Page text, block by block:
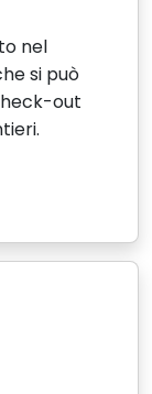
nel
si può
out